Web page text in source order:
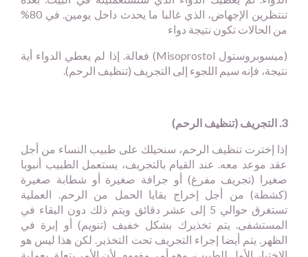
تنتظرين الإجهاض، الذي غالبا ما يحدث داخل يومين. في 80%
من الحالات تكون نتيجة دواء
(ميسوبروستول Misoprostol) فعالة. إذا لم يعطي الدواء أية
نتيجة، فإنه سيم اللجوء إلى التجريف (تنظيف الرحم).
3. التجريف (تنظيف الرحم)
إذا إخترت تنظيف الرحم، سنحيلك على طبيب النساء من أجل
عقد موعد معه. عند القيام بالتجريف، يستعمل الطبيب أنبوبا
صغيرا (تجريف مفرغ) أو جرافة صغيرة أو شطابة صغيرة
(كشطة) من أجل إخراج بقايا الحمل من الرحم. العملية
تستغرق حوالي 5 إلى عشر دقائق ويتم ذلك دون البقاء في
المستشفى. يتم تخذيرك بشكل خفيف (تنويم) أو إبرة في
الظهر. يتم أيضا إجراء التجريف تحت التخذير. لكن هذا ليس هو